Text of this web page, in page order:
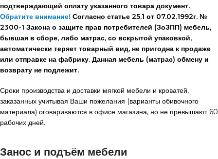
подтверждающий оплату указанного товара документ.
Обратите внимание! Согласно статье 25.1 от 07.02.1992г. №
2300-1 Закона о защите прав потребителей (ЗоЗПП) мебель,
бывшая в сборе, либо матрас, со вскрытой упаковкой,
автоматически теряет товарный вид, не пригодна к продаже
или отправке на фабрику. Данная мебель (матрас) обмену и
возврату не подлежит.
Сроки производства и доставки мягкой мебели и кроватей,
заказанных учитывая Ваши пожелания (варианты обивочного
материала) оговариваются в офисе магазина, но не превышают 60
рабочих дней.
Занос и подъём мебели